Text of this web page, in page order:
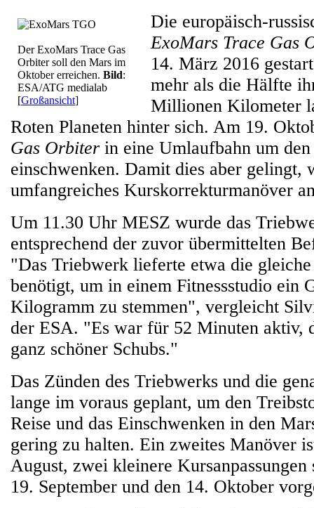
Der ExoMars Trace Gas
Orbiter soll den Mars im
Oktober erreichen. Bild:
ESA/ATG medialab
[Großansicht]
Die europäisch-
ExoMars Trace Gas
14. März 2016
mehr als die Hälfte
Millionen Kilometer
Roten Planeten hinter sich. Am 19.
Gas Orbiter in eine Umlaufbahn um den
einschwenken. Damit dies aber gelingt,
umfangreiches Kurskorrekturmanöver
Um 11.30 Uhr MESZ wurde das
entsprechend der zuvor übermittelten
"Das Triebwerk lieferte etwa die
benötigt, um in einem Fitnessstudio ein
Kilogramm zu stemmen", vergleicht
der ESA. "Es war für 52 Minuten aktiv,
ganz schöner Schubs."
Das Zünden des Triebwerks und die
lange im voraus geplant, um den
Reise und das Einschwenken in den
gering zu halten. Ein zweites Manöver
August, zwei kleinere
19. September und den 14. Oktober